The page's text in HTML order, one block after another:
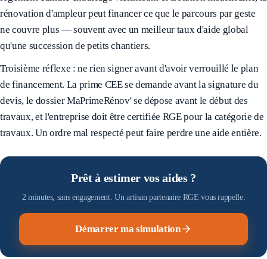
rénovation d'ampleur peut financer ce que le parcours par geste
ne couvre plus — souvent avec un meilleur taux d'aide global
qu'une succession de petits chantiers.
Troisième réflexe : ne rien signer avant d'avoir verrouillé le plan
de financement. La prime CEE se demande avant la signature du
devis, le dossier MaPrimeRénov' se dépose avant le début des
travaux, et l'entreprise doit être certifiée RGE pour la catégorie de
travaux. Un ordre mal respecté peut faire perdre une aide entière.
Prêt à estimer vos aides ?
2 minutes, sans engagement. Un artisan partenaire RGE vous rappelle.
Démarrer ma simulation